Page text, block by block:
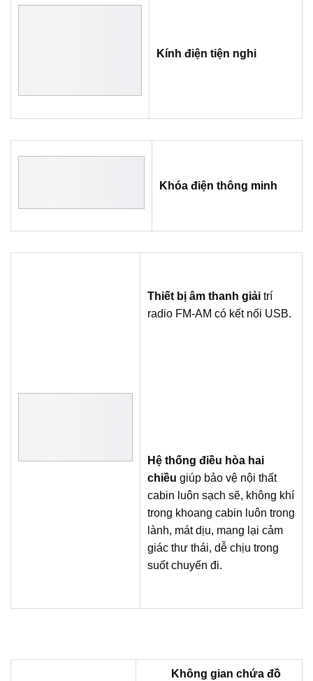
Kính điện tiện nghi
Khóa điện thông minh
Thiết bị âm thanh giải trí
radio FM-AM có kết nối USB.
Hệ thống điều hòa hai
chiều giúp bảo vệ nội thất
cabin luôn sạch sẽ, không khí
trong khoang cabin luôn trong
lành, mát dịu, mang lại cảm
giác thư thái, dễ chịu trong
suốt chuyến đi.
Không gian chứa đồ